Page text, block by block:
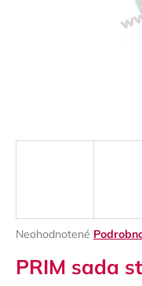
Priemerné
produktu
je
Neohodnotené
PRIM sada
ť
?